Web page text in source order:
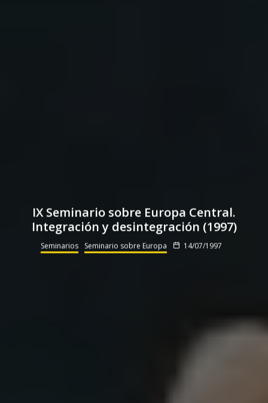
IX Seminario sobre Europa Central.
Integración y desintegración (1997)
Seminarios Seminario sobre Europa 14/07/1997